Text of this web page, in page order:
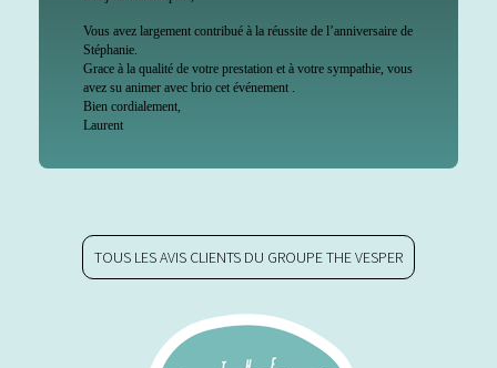
Vous avez largement contribué à la réussite de l’anniversaire de
Stéphanie.
Grace à la qualité de votre prestation et à votre sympathie, vous
avez su animer avec brio cet événement .
Bien cordialement,
Laurent
TOUS LES AVIS CLIENTS DU GROUPE THE VESPER